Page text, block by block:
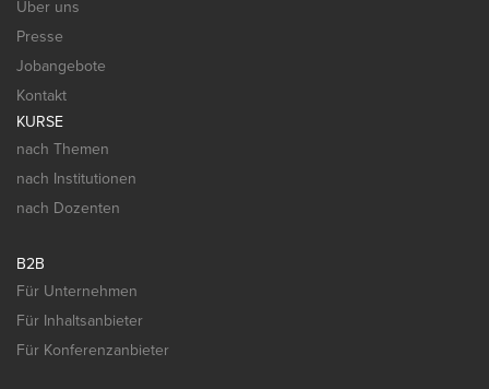
Über uns
Presse
Jobangebote
Kontakt
KURSE
nach Themen
nach Institutionen
nach Dozenten
B2B
Für Unternehmen
Für Inhaltsanbieter
Für Konferenzanbieter